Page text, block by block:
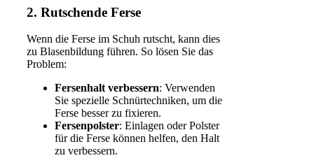
2. Rutschende Ferse
Wenn die Ferse im Schuh rutscht, kann dies
zu Blasenbildung führen. So lösen Sie das
Problem:
Fersenhalt verbessern: Verwenden
Sie spezielle Schnürtechniken, um die
Ferse besser zu fixieren.
Fersenpolster: Einlagen oder Polster
für die Ferse können helfen, den Halt
zu verbessern.